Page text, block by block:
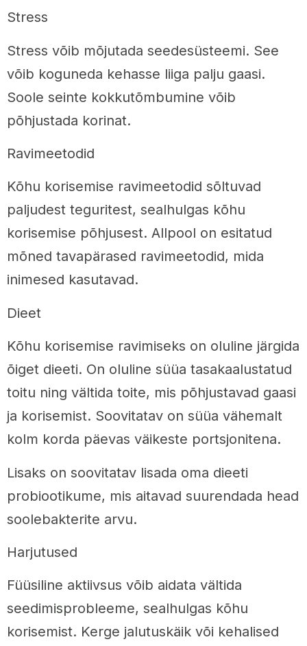
Stress
Stress võib mõjutada seedesüsteemi. See
võib koguneda kehasse liiga palju gaasi.
Soole seinte kokkutõmbumine võib
põhjustada korinat.
Ravimeetodid
Kõhu korisemise ravimeetodid sõltuvad
paljudest teguritest, sealhulgas kõhu
korisemise põhjusest. Allpool on esitatud
mõned tavapärased ravimeetodid, mida
inimesed kasutavad.
Dieet
Kõhu korisemise ravimiseks on oluline järgida
õiget dieeti. On oluline süüa tasakaalustatud
toitu ning vältida toite, mis põhjustavad gaasi
ja korisemist. Soovitatav on süüa vähemalt
kolm korda päevas väikeste portsjonitena.
Lisaks on soovitatav lisada oma dieeti
probiootikume, mis aitavad suurendada head
soolebakterite arvu.
Harjutused
Füüsiline aktiivsus võib aidata vältida
seedimisprobleeme, sealhulgas kõhu
korisemist. Kerge jalutuskäik või kehalised